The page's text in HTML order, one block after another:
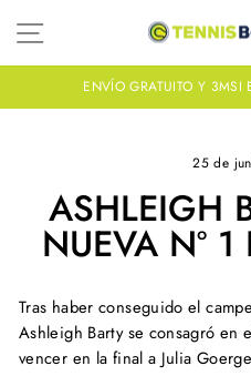
directamente
al
NAVEGACIÓN
ENVÍO GRATUITO Y 3MSI
25 de
ASHLEIGH
NUEVA Nº
Tras haber conseguido el
Ashleigh Barty se consagró en
vencer en la final a Julia